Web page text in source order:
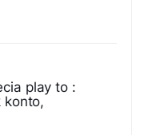
play to :
konto,